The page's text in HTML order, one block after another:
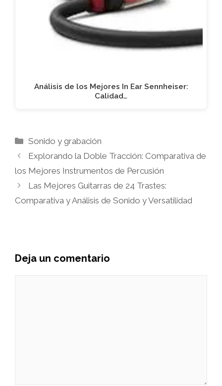
Análisis de los Mejores In Ear Sennheiser:
Calidad…
Categorías
Sonido y grabación
Explorando la Doble Tracción: Comparativa de
los Mejores Instrumentos de Percusión
Las Mejores Guitarras de 24 Trastes:
Comparativa y Análisis de Sonido y Versatilidad
Deja un comentario